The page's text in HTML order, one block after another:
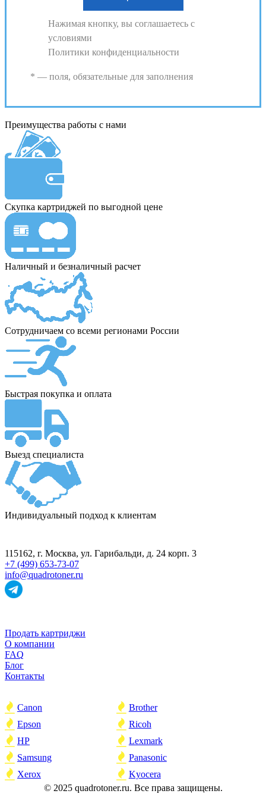
Нажимая кнопку, вы соглашаетесь с
условиями
Политики конфиденциальности
* — поля, обязательные для заполнения
Преимущества работы с нами
Скупка картриджей по выгодной цене
Наличный и безналичный расчет
Сотрудничаем со всеми регионами России
Быстрая покупка и оплата
Выезд специалиста
Индивидуальный подход к клиентам
115162, г. Москва, ул. Гарибальди, д. 24 корп. 3
+7 (499) 653-73-07
info@quadrotoner.ru
Продать картриджи
О компании
FAQ
Блог
Контакты
Canon
Brother
Epson
Ricoh
HP
Lexmark
Samsung
Panasonic
Xerox
Kyocera
© 2025 quadrotoner.ru. Все права защищены.